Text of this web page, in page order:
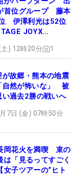
首位グループ 藤本
伊澤利光は52位
JOYX
) 12時20分 1
が故郷・熊本の地震
自然が怖いな」 被
い過去2勝の戦いへ
7日 (金) 07時50分
岡花火を満喫 束の
は「見るってすごく
女子ツアーの“ヒト